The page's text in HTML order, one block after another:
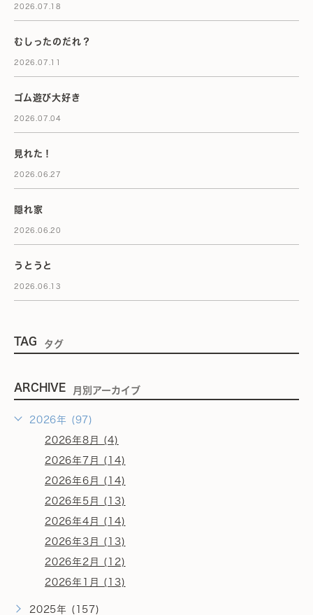
2026.07.18
むしったのだれ？
2026.07.11
ゴム遊び大好き
2026.07.04
見れた！
2026.06.27
隠れ家
2026.06.20
うとうと
2026.06.13
TAG タグ
ARCHIVE 月別アーカイブ
2026年 (97)
2026年8月 (4)
2026年7月 (14)
2026年6月 (14)
2026年5月 (13)
2026年4月 (14)
2026年3月 (13)
2026年2月 (12)
2026年1月 (13)
2025年 (157)